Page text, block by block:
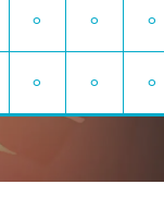
⚪︎ ⚪︎ ⚪︎
⚪︎ ⚪︎ ⚪︎